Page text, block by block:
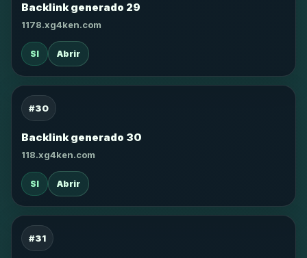
Backlink generado 29
1178.xg4ken.com
SI Abrir
#30
Backlink generado 30
118.xg4ken.com
SI Abrir
#31